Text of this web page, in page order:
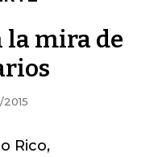
la mira de
Rico,